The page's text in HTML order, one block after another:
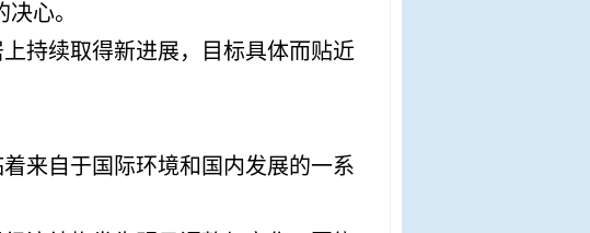
心。
持续取得新进展，目标具体而贴近
来自于国际环境和国内发展的一系